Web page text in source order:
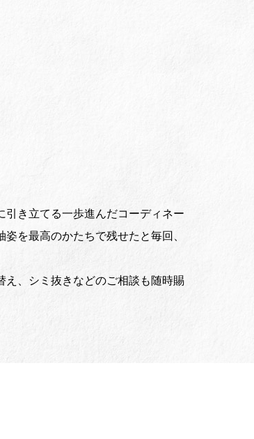
き立てる一歩進んだコーディネー
を最高のかたちで残せたと毎回、
え、シミ抜きなどのご相談も随時賜